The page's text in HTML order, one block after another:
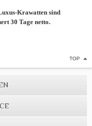
Krawatten sind
30 Tage netto.
TOP